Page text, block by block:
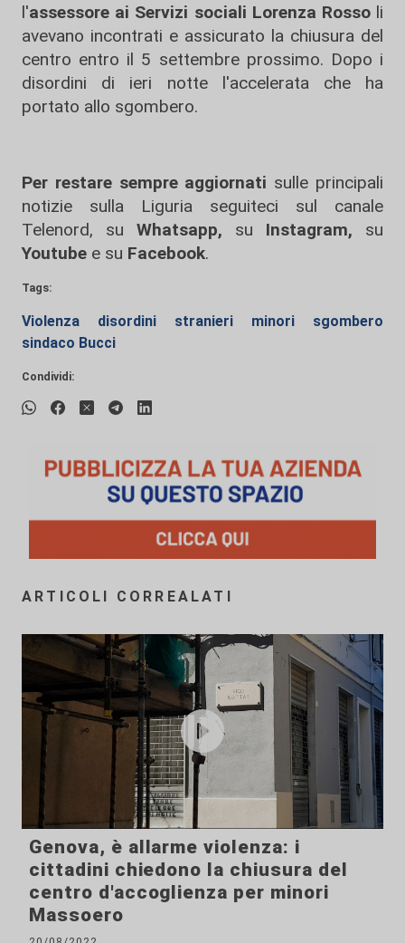
l'assessore ai Servizi sociali Lorenza Rossoli
avevano incontrati e assicurato la chiusura del
centro entro il 5 settembre prossimo. Dopo i
disordini di ieri notte l'accelerata che ha
portato allo sgombero.
Per restare sempre aggiornati sulle principali
notizie sulla Liguria seguiteci sul canale
Telenord, su
Whatsapp, su Instagram, su
Youtube e su Facebook.
Tags:
Violenza disordini stranieri minori
sgombero
sindaco Bucci
Condividi:
ARTICOLI CORREALATI
Genova, è allarme violenza: i
cittadini chiedono la chiusura del
centro d'accoglienza per minori
Massoero